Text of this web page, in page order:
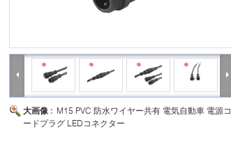
大画像 : M15 PVC 防水ワイヤー共有 電気自動車 電源コ
ードプラグ LEDコネクター